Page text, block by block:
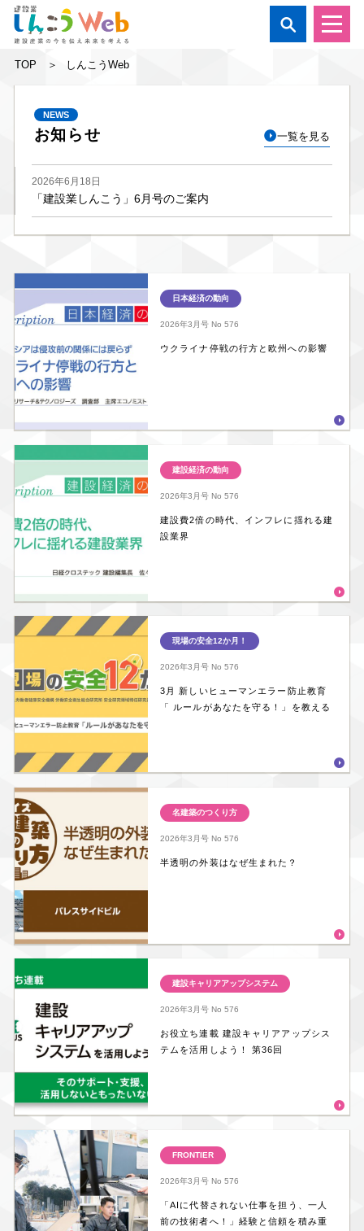

TOP しんこうWeb
NEWS
お知らせ 一覧を見る
2026年6月18日
「建設業しんこう」6月号のご案内
日本経済の動向
2026年3月号No 576
ウクライナ停戦の行方と欧州への影響
建設経済の動向
2026年3月号No 576
建設費2倍の時代、インフレに揺れる建
設業界
現場の安全12か月！
2026年3月号No 576
3月 新しいヒューマンエラー防止教育
「 ルールがあなたを守る！」を教える
名建築のつくり方
2026年3月号No 576
半透明の外装はなぜ生まれた？
建設キャリアアップシステム
2026年3月号No 576
お役立ち連載 建設キャリアアップシス
テムを活用しよう！ 第36回
FRONTIER
2026年3月号No 576
「AIに代替されない仕事を担う、一人
前の技術者へ！」経験と信頼を積み重